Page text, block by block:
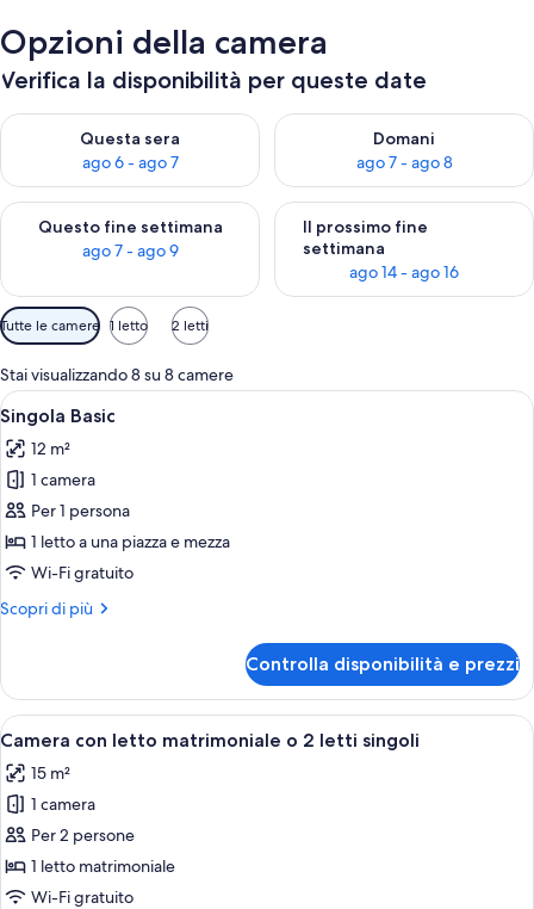
Opzioni della camera
Verifica la disponibilità per queste date
Questa sera
ago 6 - ago 7
Verifica la disponibilità per questa sera, ago 6 - ago 7
Domani
ago 7 - ago 8
Verifica la disponibilità per
Questo fine settimana
ago 7 - ago 9
Verifica la disponibilità per questo fine settimana, ago 7 - ago
Il prossimo fine
settimana
ago 14 - ago 16
Verifica la disponibilità per il
Filtri
disponibili
per
le
camere
Tutte le camere 1 letto 2 letti
Stai visualizzando 8 su 8 camere
Apri
tutte
le
foto
per
Singola
Basic
Un letto ben rifatto con lenzuola
5
Singola Basic
12 m²
1 camera
Per 1 persona
1 letto a una piazza e mezza
Wi-Fi gratuito
Scopri di più
Altri
Basic
Controlla disponibilità e prezzi
Apri
tutte
le
foto
per
Camera
con
Una camera d'albergo con un letto,
13
Camera con letto matrimoniale o 2 letti singoli
15 m²
1 camera
Per 2 persone
1 letto matrimoniale
Wi-Fi gratuito